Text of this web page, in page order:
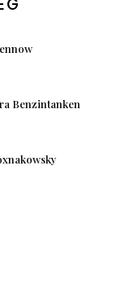
Benzintanken